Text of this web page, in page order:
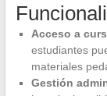
Acceso a
estudiantes
materiales
Gestión